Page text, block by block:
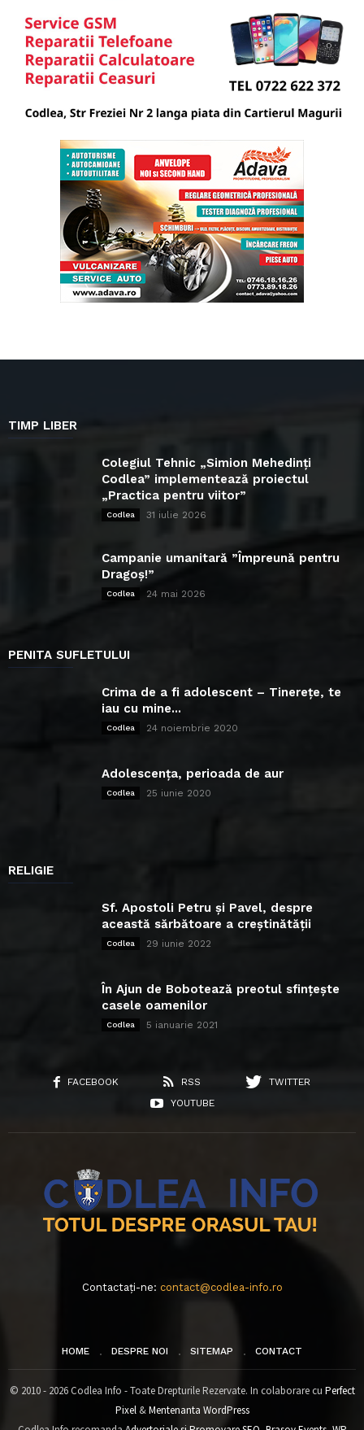
TIMP LIBER
Colegiul Tehnic „Simion Mehedinți
Codlea” implementează proiectul
„Practica pentru viitor”
Codlea 31 iulie 2026
Campanie umanitară ”Împreună pentru
Dragoș!”
Codlea 24 mai 2026
PENITA SUFLETULUI
Crima de a fi adolescent – Tinerețe, te
iau cu mine...
Codlea 24 noiembrie 2020
Adolescența, perioada de aur
Codlea 25 iunie 2020
RELIGIE
Sf. Apostoli Petru și Pavel, despre
această sărbătoare a creștinătății
Codlea 29 iunie 2022
În Ajun de Bobotează preotul sfințește
casele oamenilor
Codlea 5 ianuarie 2021
FACEBOOK RSS
TWITTER
YOUTUBE
Contactați-ne: contact@codlea-info.ro
HOME DESPRE NOI SITEMAP CONTACT
© 2010 - 2026 Codlea Info - Toate Drepturile Rezervate. In colaborare cu Perfect
Pixel&Mentenanta WordPress